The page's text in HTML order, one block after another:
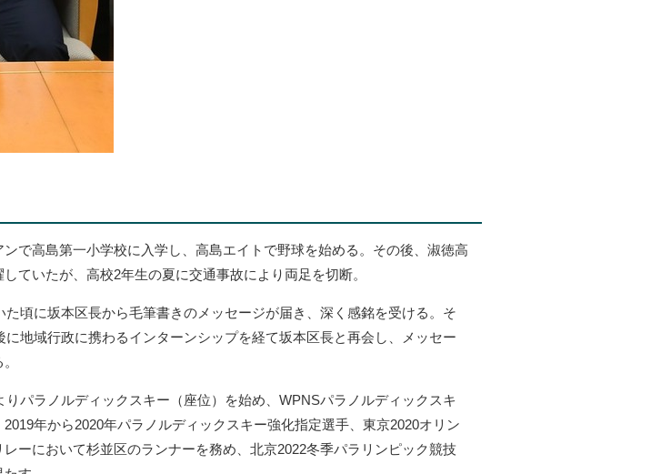
で高島第一小学校に入学し、高島エイトで野球を始める。その後、淑徳高
ていたが、高校2年生の夏に交通事故により両足を切断。
た頃に坂本区長から毛筆書きのメッセージが届き、深く感銘を受ける。そ
に地域行政に携わるインターンシップを経て坂本区長と再会し、メッセー
りパラノルディックスキー（座位）を始め、WPNSパラノルディックスキ
年から2020年パラノルディックスキー強化指定選手、東京2020オリン
ーにおいて杉並区のランナーを務め、北京2022冬季パラリンピック競技